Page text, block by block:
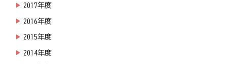
2017年度
2016年度
2015年度
2014年度